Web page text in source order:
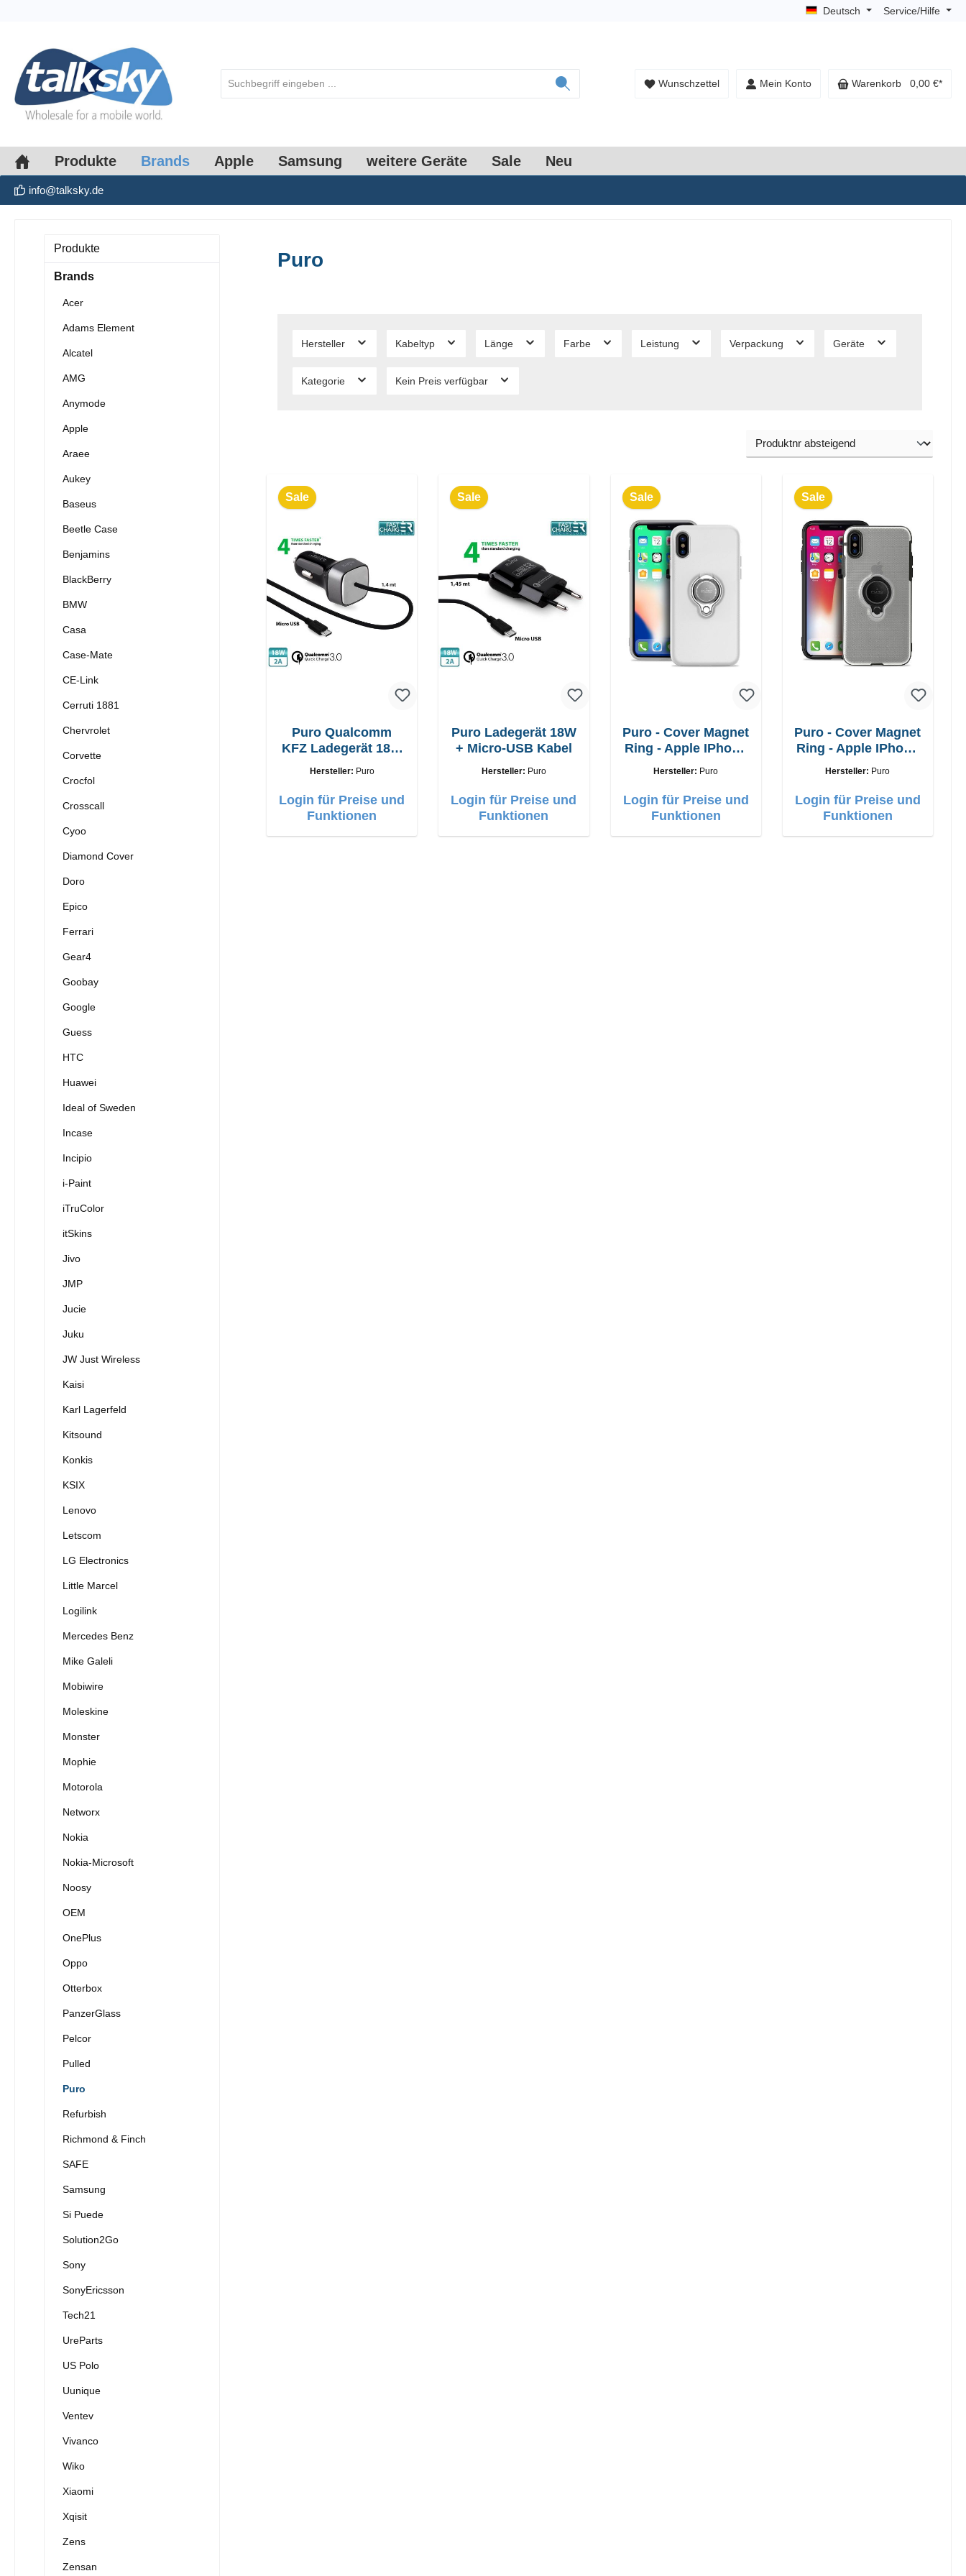
Deutsch Service/Hilfe
Wunschzettel Mein Konto Warenkorb 0,00 €*
Produkte Brands Apple Samsung weitere Geräte Sale Neu
info@talksky.de
Produkte
Brands
Acer
Adams Element
Alcatel
AMG
Anymode
Apple
Araee
Aukey
Baseus
Beetle Case
Benjamins
BlackBerry
BMW
Casa
Case-Mate
CE-Link
Cerruti 1881
Chervrolet
Corvette
Crocfol
Crosscall
Cyoo
Diamond Cover
Doro
Epico
Ferrari
Gear4
Goobay
Google
Guess
HTC
Huawei
Ideal of Sweden
Incase
Incipio
i-Paint
iTruColor
itSkins
Jivo
JMP
Jucie
Juku
JW Just Wireless
Kaisi
Karl Lagerfeld
Kitsound
Konkis
KSIX
Lenovo
Letscom
LG Electronics
Little Marcel
Logilink
Mercedes Benz
Mike Galeli
Mobiwire
Moleskine
Monster
Mophie
Motorola
Networx
Nokia
Nokia-Microsoft
Noosy
OEM
OnePlus
Oppo
Otterbox
PanzerGlass
Pelcor
Pulled
Puro
Refurbish
Richmond & Finch
SAFE
Samsung
Si Puede
Solution2Go
Sony
SonyEricsson
Tech21
UreParts
US Polo
Uunique
Ventev
Vivanco
Wiko
Xiaomi
Xqisit
Zens
Zensan
Puro
Hersteller Kabeltyp Länge Farbe Leistung Verpackung Geräte
Kategorie Kein Preis verfügbar
Sale
Puro Qualcomm
KFZ Ladegerät 18W
Hersteller: Puro
Login für Preise und
Funktionen
Sale
Puro Ladegerät 18W
+ Micro-USB Kabel
Hersteller: Puro
Login für Preise und
Funktionen
Sale
Puro - Cover Magnet
Ring - Apple IPhone
Hersteller: Puro
Login für Preise und
Funktionen
Sale
Puro - Cover Magnet
Ring - Apple IPhone
Hersteller: Puro
Login für Preise und
Funktionen